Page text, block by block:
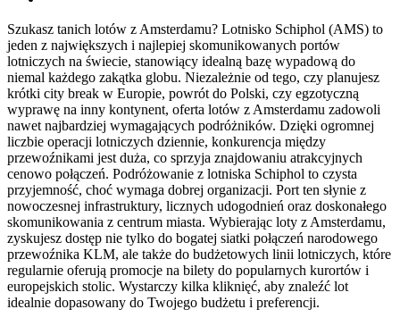
Szukasz tanich lotów z Amsterdamu? Lotnisko Schiphol (AMS) to
jeden z największych i najlepiej skomunikowanych portów
lotniczych na świecie, stanowiący idealną bazę wypadową do
niemal każdego zakątka globu. Niezależnie od tego, czy planujesz
krótki city break w Europie, powrót do Polski, czy egzotyczną
wyprawę na inny kontynent, oferta lotów z Amsterdamu zadowoli
nawet najbardziej wymagających podróżników. Dzięki ogromnej
liczbie operacji lotniczych dziennie, konkurencja między
przewoźnikami jest duża, co sprzyja znajdowaniu atrakcyjnych
cenowo połączeń. Podróżowanie z lotniska Schiphol to czysta
przyjemność, choć wymaga dobrej organizacji. Port ten słynie z
nowoczesnej infrastruktury, licznych udogodnień oraz doskonałego
skomunikowania z centrum miasta. Wybierając loty z Amsterdamu,
zyskujesz dostęp nie tylko do bogatej siatki połączeń narodowego
przewoźnika KLM, ale także do budżetowych linii lotniczych, które
regularnie oferują promocje na bilety do popularnych kurortów i
europejskich stolic. Wystarczy kilka kliknięć, aby znaleźć lot
idealnie dopasowany do Twojego budżetu i preferencji.